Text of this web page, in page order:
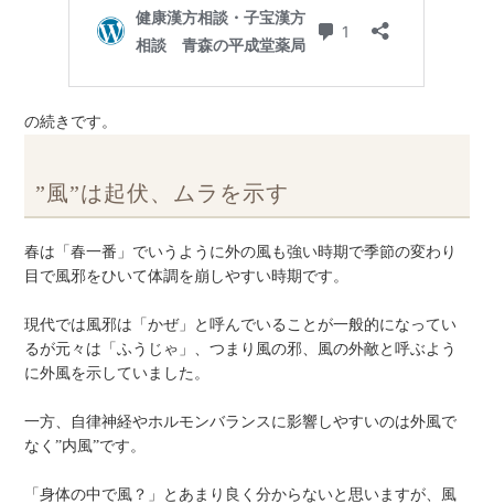
の続きです。
”風”は起伏、ムラを示す
春は「春一番」でいうように外の風も強い時期で季節の変わり
目で風邪をひいて体調を崩しやすい時期です。
現代では風邪は「かぜ」と呼んでいることが一般的になってい
るが元々は「ふうじゃ」、つまり風の邪、風の外敵と呼ぶよう
に外風を示していました。
一方、自律神経やホルモンバランスに影響しやすいのは外風で
なく”内風”です。
「身体の中で風？」とあまり良く分からないと思いますが、風